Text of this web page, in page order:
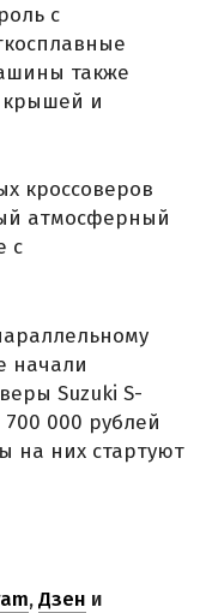
с
также
крышей и
кроссоверов
атмосферный
с
начали
Suzuki S-
000 рублей
на них стартуют
,Дзен и